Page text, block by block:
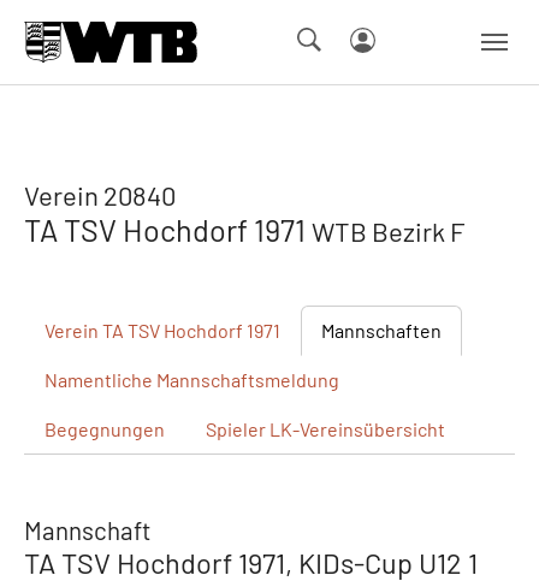
Verein 20840
TA TSV Hochdorf 1971 WTB Bezirk F
Verein TA TSV Hochdorf 1971 Mannschaften
Namentliche Mannschaftsmeldung
Begegnungen Spieler LK-Vereinsübersicht
Mannschaft
TA TSV Hochdorf 1971, KIDs-Cup U12 1